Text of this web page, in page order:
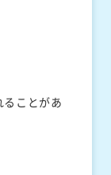
ことがあ